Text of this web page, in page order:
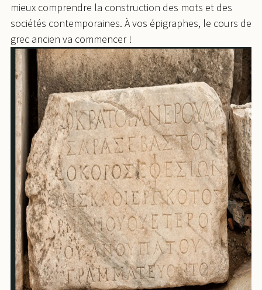
mieux comprendre la construction des mots et des
sociétés contemporaines. À vos épigraphes, le cours de
grec ancien va commencer !